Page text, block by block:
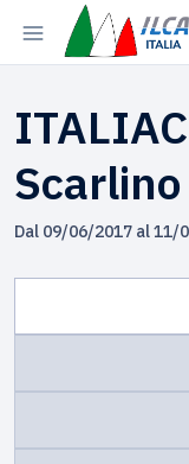
Scarlino
Dal 09/06/2017 al 11/